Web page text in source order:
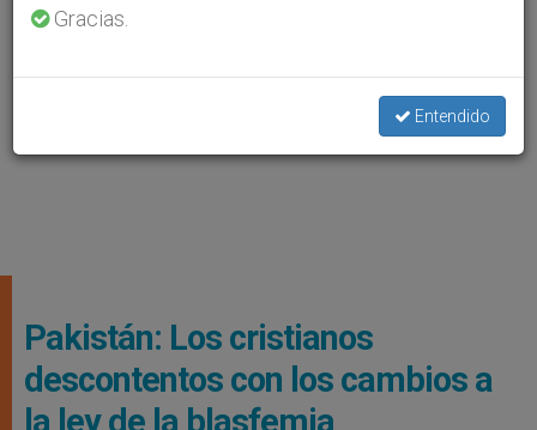
Pakistán: Los cristianos
descontentos con los cambios a
la ley de la blasfemia
Gracias.
Entendido